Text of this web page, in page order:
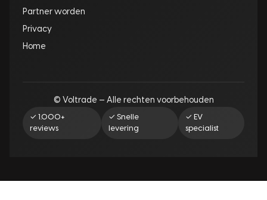
Partner worden
Privacy
Home
© Voltrade — Alle rechten voorbehouden
✓ 1.000+
reviews
✓ Snelle
levering
✓ EV
specialist